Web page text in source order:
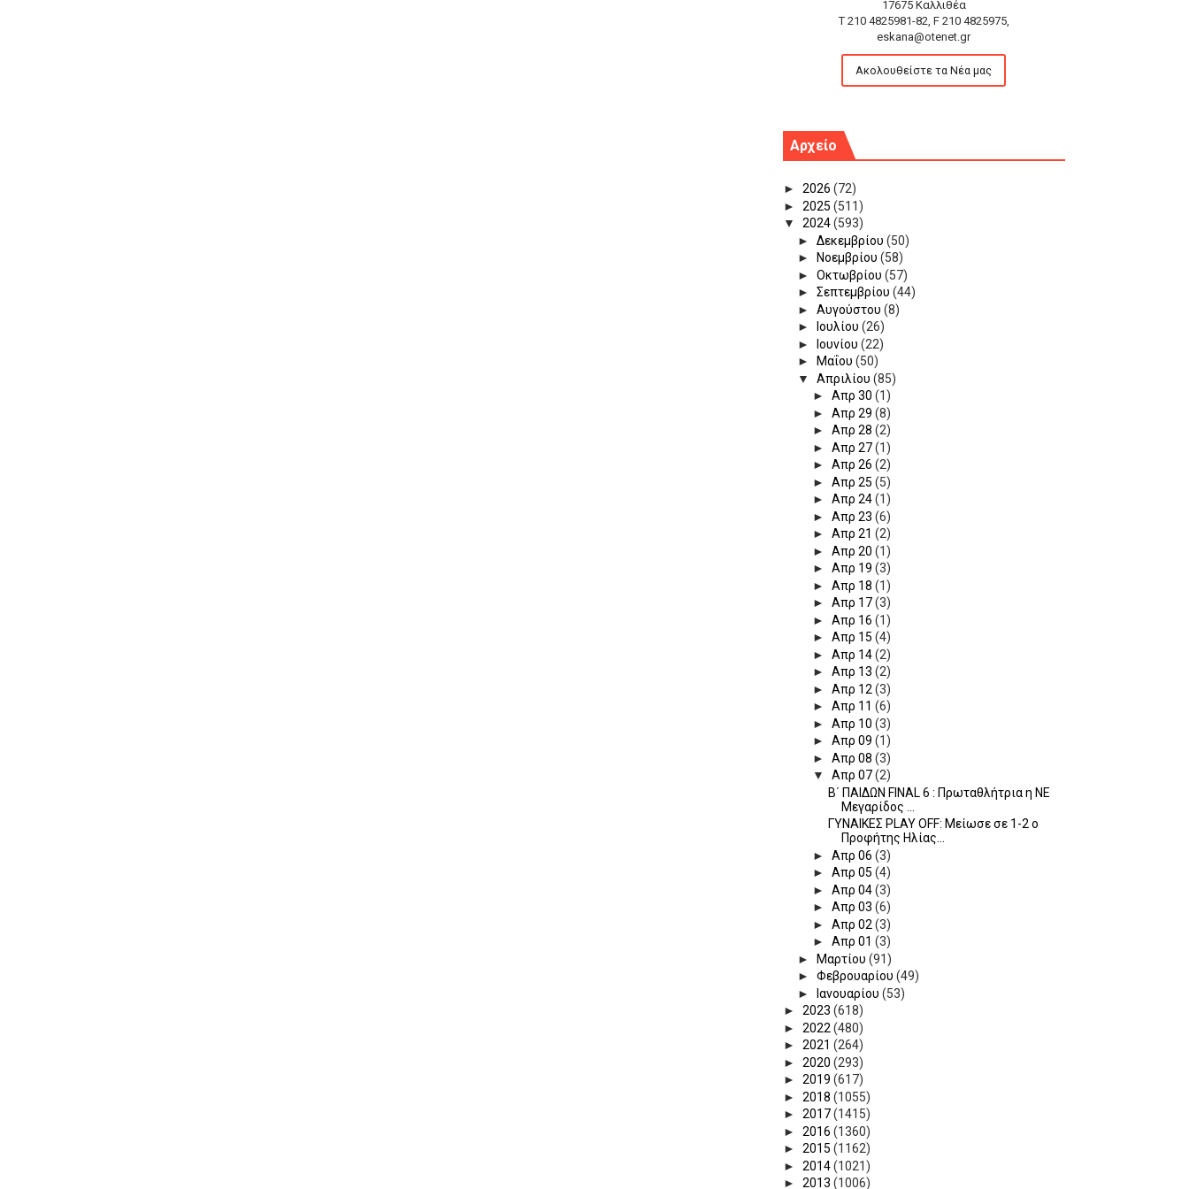
17675 Καλλιθέα
T 210 4825981-82, F 210 4825975,
eskana@otenet.gr
Ακολουθείστε τα Νέα μας
Αρχείο
► 2026 (72)
► 2025 (511)
▼ 2024(593)
►Δεκεμβρίου(50)
► Νοεμβρίου(58)
►Οκτωβρίου(57)
►Σεπτεμβρίου(44)
►Αυγούστου(8)
►
Ιουλίου(26)
►
Ιουνίου(22)
► Μαΐου(50)
▼Απριλίου(85)
►Απρ 30(1)
►Απρ 29(8)
►Απρ 28(2)
►Απρ 27(1)
►Απρ 26(2)
►Απρ 25(5)
►Απρ 24(1)
►Απρ 23(6)
►Απρ 21(2)
►Απρ 20(1)
►Απρ 19(3)
►Απρ 18(1)
►Απρ 17(3)
►Απρ 16(1)
►Απρ 15(4)
►Απρ 14(2)
►Απρ 13(2)
►Απρ 12(3)
►Απρ 11(6)
►Απρ 10(3)
►Απρ 09(1)
►Απρ 08(3)
▼Απρ 07(2)
Β΄ ΠΑΙΔΩΝ FINAL 6 : Πρωταθλήτρια η ΝΕ
Μεγαρίδος ...
ΓΥΝΑΙΚΕΣ PLAY OFF: Μείωσε σε 1-2 ο
Προφήτης Ηλίας...
►Απρ 06(3)
►Απρ 05(4)
►Απρ 04(3)
►Απρ 03(6)
►Απρ 02(3)
►Απρ 01(3)
► Μαρτίου(91)
►Φεβρουαρίου(49)
►
Ιανουαρίου(53)
► 2023 (618)
► 2022 (480)
► 2021 (264)
► 2020 (293)
► 2019 (617)
► 2018 (1055)
► 2017(1415)
► 2016 (1360)
► 2015 (1162)
► 2014(1021)
► 2013 (1006)